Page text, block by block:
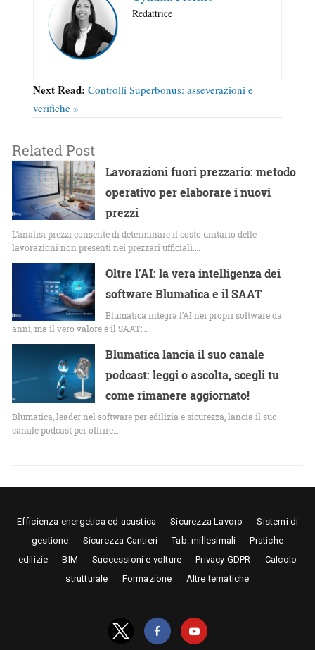
Redattrice
Next Read: Controlli Superbonus: asseverazioni e
verifiche »
Related Post
Lavorazioni fuori prezzario: metodo
operativo per elaborare i nuovi
prezzi
L’analisi prezzi consente di determinare il costo unitario delle
lavorazioni non presenti nei prezzari ufficiali.…
Oltre l’AI: la vera intelligenza dei
software Blumatica e il SAAT
Blumatica integra l’AI nei propri software da
anni, ma il vero valore è il SAAT:…
Blumatica lancia il suo canale
podcast: leggi o ascolta, scegli tu
come rimanere aggiornato!
Blumatica, leader nel software per edilizia e sicurezza, lancia il suo
canale podcast per offrire…
Efficienza energetica ed acustica Sicurezza Lavoro
Sistemi di
gestione
Sicurezza Cantieri Tab. millesimali
Pratiche
edilizie
BIM Successioni e volture Privacy GDPR
Calcolo
strutturale
Formazione Altre tematiche